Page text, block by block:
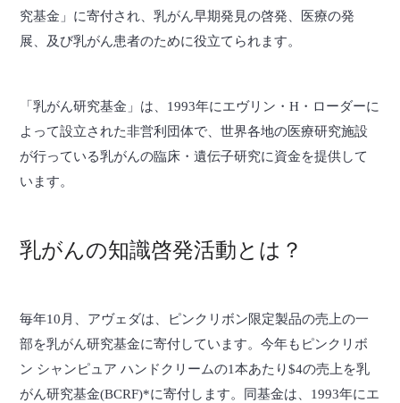
究基金」に寄付され、乳がん早期発見の啓発、医療の発
展、及び乳がん患者のために役立てられます。
「乳がん研究基金」は、1993年にエヴリン・H・ローダーに
よって設立された非営利団体で、世界各地の医療研究施設
が行っている乳がんの臨床・遺伝子研究に資金を提供して
います。
乳がんの知識啓発活動とは？
毎年10月、アヴェダは、ピンクリボン限定製品の売上の一
部を乳がん研究基金に寄付しています。今年もピンクリボ
ン シャンピュア ハンドクリームの1本あたり$4の売上を乳
がん研究基金(BCRF)*に寄付します。同基金は、1993年にエ